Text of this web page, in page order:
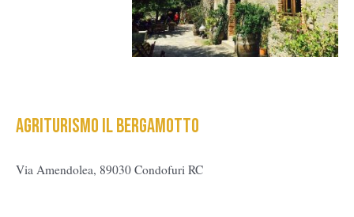
Agriturismo il bergamotto
Via Amendolea, 89030 Condofuri RC